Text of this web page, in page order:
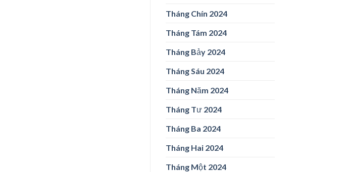
Tháng Chín 2024
Tháng Tám 2024
Tháng Bảy 2024
Tháng Sáu 2024
Tháng Năm 2024
Tháng Tư 2024
Tháng Ba 2024
Tháng Hai 2024
Tháng Một 2024